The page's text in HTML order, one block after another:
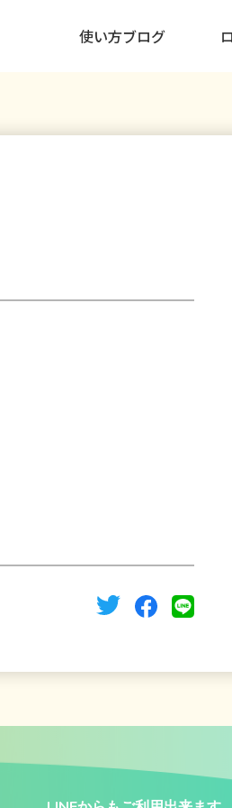
使い方ブログ